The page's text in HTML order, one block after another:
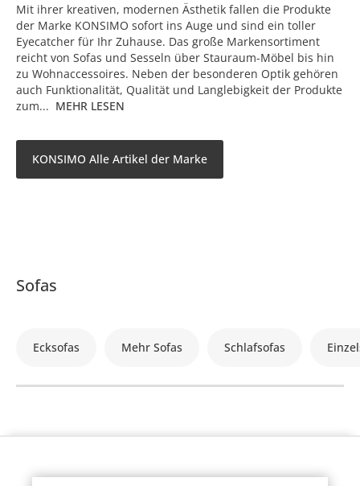
Mit ihrer kreativen, modernen Ästhetik fallen die Produkte
der Marke KONSIMO sofort ins Auge und sind ein toller
Eyecatcher für Ihr Zuhause. Das große Markensortiment
reicht von Sofas und Sesseln über Stauraum-Möbel bis hin
zu Wohnaccessoires. Neben der besonderen Optik gehören
auch Funktionalität, Qualität und Langlebigkeit der Produkte
zum... MEHR LESEN
KONSIMO Alle Artikel der Marke
Sofas
Ecksofas Mehr Sofas Schlafsofas